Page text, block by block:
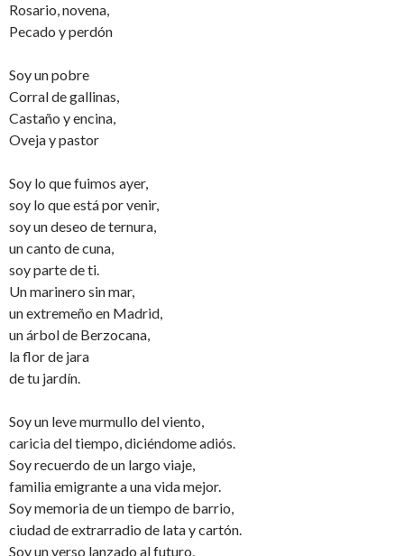
Rosario, novena,
Pecado y perdón
Soy un pobre
Corral de gallinas,
Castaño y encina,
Oveja y pastor
Soy lo que fuimos ayer,
soy lo que está por venir,
soy un deseo de ternura,
un canto de cuna,
soy parte de ti.
Un marinero sin mar,
un extremeño en Madrid,
un árbol de Berzocana,
la flor de jara
de tu jardín.
Soy un leve murmullo del viento,
caricia del tiempo, diciéndome adiós.
Soy recuerdo de un largo viaje,
familia emigrante a una vida mejor.
Soy memoria de un tiempo de barrio,
ciudad de extrarradio de lata y cartón.
Soy un verso lanzado al futuro,